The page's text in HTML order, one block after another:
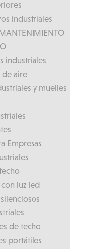
industriales
industriales
de aire
y muelles
Empresas
luz led
de techo
portátiles